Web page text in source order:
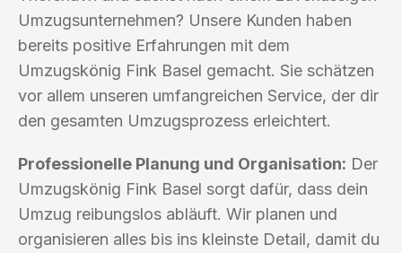
Umzugsunternehmen? Unsere Kunden haben
bereits positive Erfahrungen mit dem
Umzugskönig Fink Basel gemacht. Sie schätzen
vor allem unseren umfangreichen Service, der dir
den gesamten Umzugsprozess erleichtert.
Professionelle Planung und Organisation: Der
Umzugskönig Fink Basel sorgt dafür, dass dein
Umzug reibungslos abläuft. Wir planen und
organisieren alles bis ins kleinste Detail, damit du